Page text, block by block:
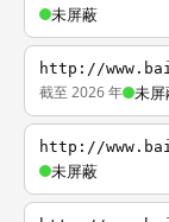
未屏蔽
http://
截至 2026 年 未屏
http://
未屏蔽